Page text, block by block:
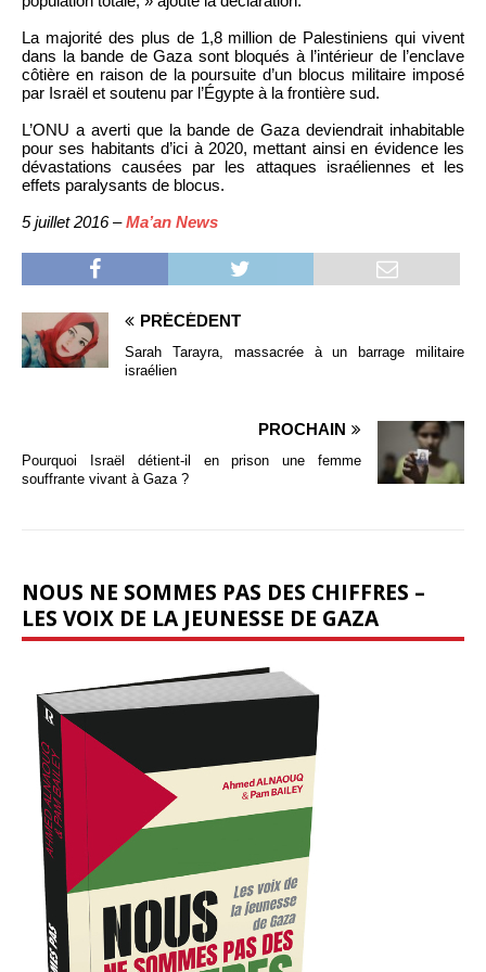
La majorité des plus de 1,8 million de Palestiniens qui vivent
dans la bande de Gaza sont bloqués à l’intérieur de l’enclave
côtière en raison de la poursuite d’un blocus militaire imposé
par Israël et soutenu par l’Égypte à la frontière sud.
L’ONU a averti que la bande de Gaza deviendrait inhabitable
pour ses habitants d’ici à 2020, mettant ainsi en évidence les
dévastations causées par les attaques israéliennes et les
effets paralysants de blocus.
5 juillet 2016 –Ma’an News
PRÉCÉDENT
Sarah Tarayra, massacrée à un barrage militaire
israélien
PROCHAIN
Pourquoi Israël détient-il en prison une femme
souffrante vivant à Gaza ?
NOUS NE SOMMES PAS DES CHIFFRES –
LES VOIX DE LA JEUNESSE DE GAZA